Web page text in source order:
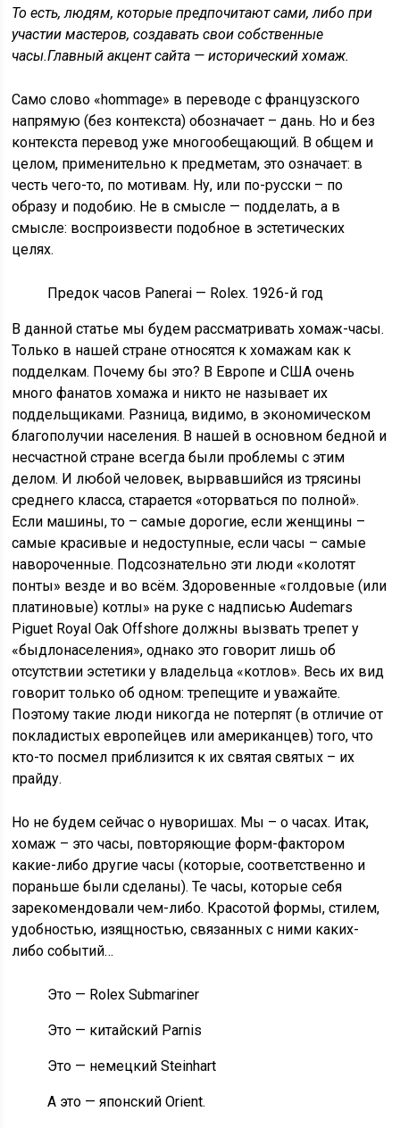
То есть, людям, которые предпочитают сами, либо при
участии мастеров, создавать свои собственные
часы.Главный акцент сайта — исторический хомаж.
Само слово «hommage» в переводе с французского
напрямую (без контекста) обозначает – дань. Но и без
контекста перевод уже многообещающий. В общем и
целом, применительно к предметам, это означает: в
честь чего-то, по мотивам. Ну, или по-русски – по
образу и подобию. Не в смысле — подделать, а в
смысле: воспроизвести подобное в эстетических
целях.
Предок часов Panerai — Rolex. 1926-й год
В данной статье мы будем рассматривать хомаж-часы.
Только в нашей стране относятся к хомажам как к
подделкам. Почему бы это? В Европе и США очень
много фанатов хомажа и никто не называет их
поддельщиками. Разница, видимо, в экономическом
благополучии населения. В нашей в основном бедной и
несчастной стране всегда были проблемы с этим
делом. И любой человек, вырвавшийся из трясины
среднего класса, старается «оторваться по полной».
Если машины, то – самые дорогие, если женщины –
самые красивые и недоступные, если часы – самые
навороченные. Подсознательно эти люди «колотят
понты» везде и во всём. Здоровенные «голдовые (или
платиновые) котлы» на руке с надписью Audemars
Piguet Royal Oak Offshore должны вызвать трепет у
«быдлонаселения», однако это говорит лишь об
отсутствии эстетики у владельца «котлов». Весь их вид
говорит только об одном: трепещите и уважайте.
Поэтому такие люди никогда не потерпят (в отличие от
покладистых европейцев или американцев) того, что
кто-то посмел приблизится к их святая святых – их
прайду.
Но не будем сейчас о нуворишах. Мы – о часах. Итак,
хомаж – это часы, повторяющие форм-фактором
какие-либо другие часы (которые, соответственно и
пораньше были сделаны). Те часы, которые себя
зарекомендовали чем-либо. Красотой формы, стилем,
удобностью, изящностью, связанных с ними каких-
либо событий…
Это — Rolex Submariner
Это — китайский Parnis
Это — немецкий Steinhart
А это — японский Orient.